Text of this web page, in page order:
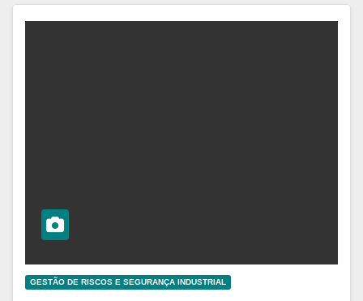
GESTÃO DE RISCOS E SEGURANÇA INDUSTRIAL